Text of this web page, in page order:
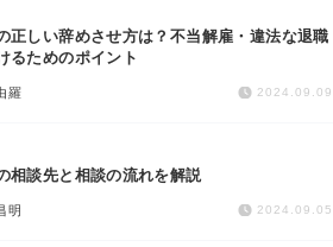
正しい辞めさせ方は？不当解雇・違法な退職
るためのポイント
羅 2024.09.09
相談先と相談の流れを解説
明 2024.09.05